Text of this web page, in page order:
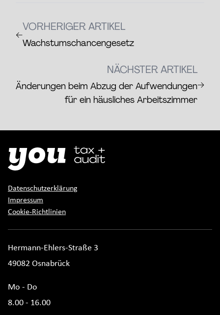
←VORHERIGER ARTIKEL
Wachstumschancengesetz
NÄCHSTER ARTIKEL
Änderungen beim Abzug der Aufwendungen
für ein häusliches Arbeitszimmer
→
Datenschutzerklärung
Impressum
Cookie-Richtlinien
Hermann-Ehlers-Straße 3
49082 Osnabrück
Mo - Do
8.00 - 16.00